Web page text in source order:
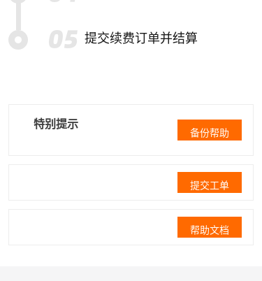
提交续费订单并结算
特别提示
备份帮助
提交工单
帮助文档